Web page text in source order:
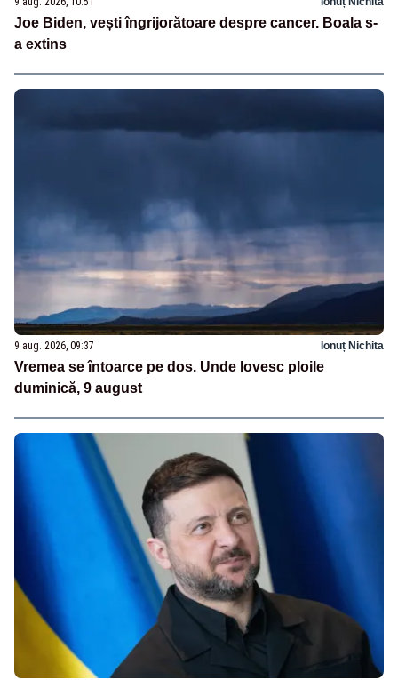
Joe Biden, vești îngrijorătoare despre cancer. Boala s-
a extins
9 aug. 2026, 09:37 Ionuț Nichita
Vremea se întoarce pe dos. Unde lovesc ploile
duminică, 9 august